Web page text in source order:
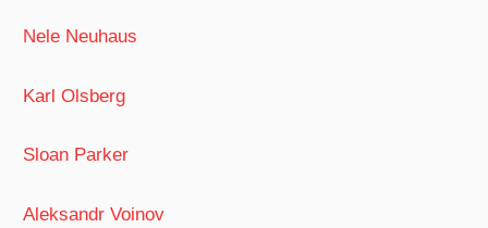
Nele Neuhaus
Karl Olsberg
Sloan Parker
Aleksandr Voinov